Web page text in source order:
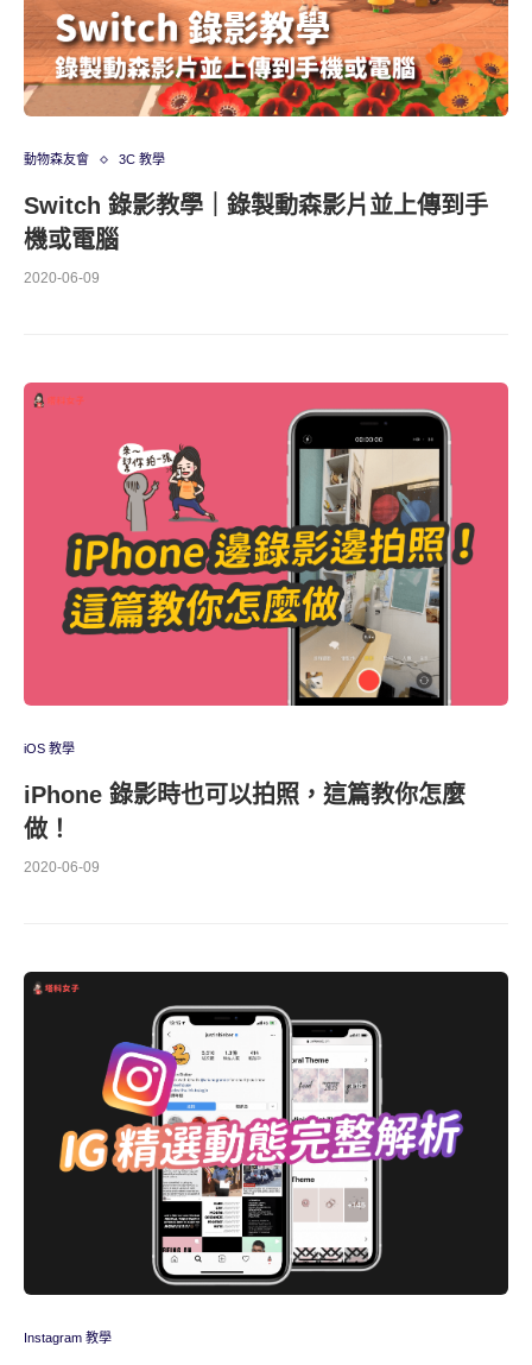
動物森友會 3C 教學
Switch 錄影教學｜錄製動森影片並上傳到手
機或電腦
2020-06-09
iOS 教學
iPhone 錄影時也可以拍照，這篇教你怎麼
做！
2020-06-09
Instagram 教學